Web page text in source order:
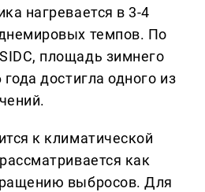
нагревается в 3-4
темпов. По
площадь зимнего
достигла одного из
к климатической
как
выбросов. Для